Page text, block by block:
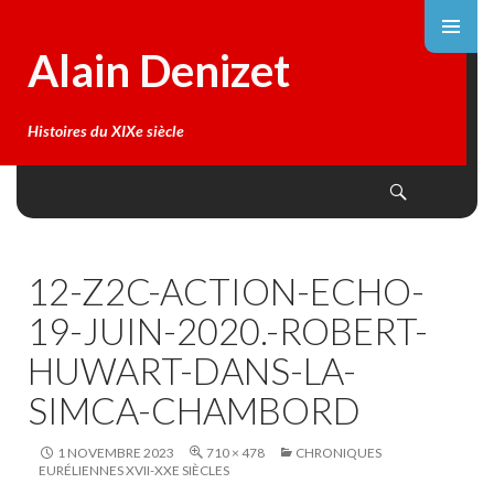
Alain Denizet
Histoires du XIXe siècle
12-Z2C-ACTION-ECHO-
19-JUIN-2020.-ROBERT-
HUWART-DANS-LA-
SIMCA-CHAMBORD
1 NOVEMBRE 2023 710 × 478
CHRONIQUES
EURÉLIENNES XVII-XXE SIÈCLES